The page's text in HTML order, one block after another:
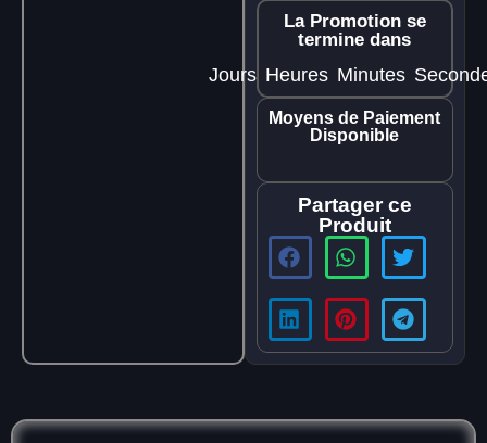
La Promotion se
termine dans
Jours Heures Minutes
Moyens de Paiement
Disponible
Partager ce
Produit